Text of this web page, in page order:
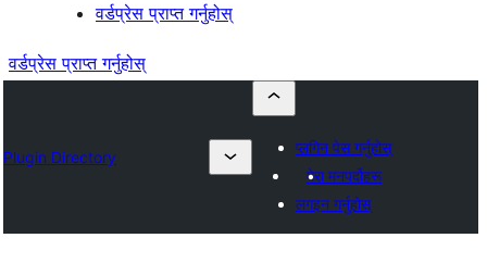
वर्डप्रेस प्राप्त गर्नुहोस्
वर्डप्रेस प्राप्त गर्नुहोस्
Plugin Directory
प्लगिन पेस गर्नुहोस्
मेरा मनपर्दोहरू
लगइन गर्नुहोस्